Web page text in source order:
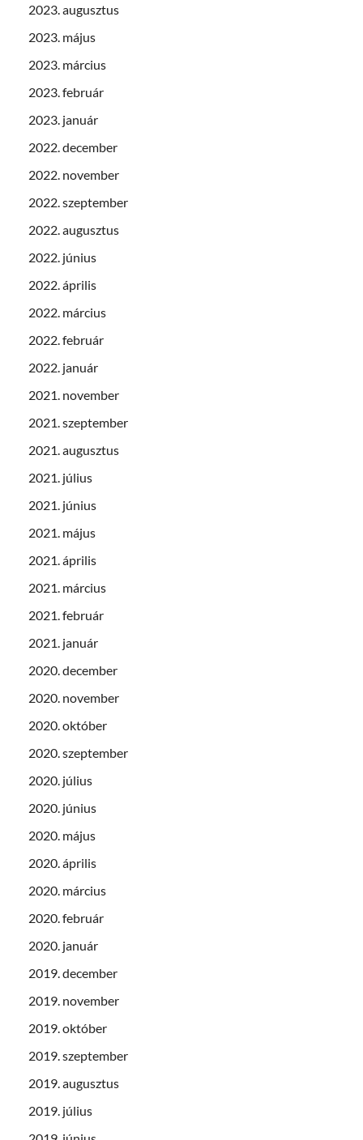
2023. augusztus
2023. május
2023. március
2023. február
2023. január
2022. december
2022. november
2022. szeptember
2022. augusztus
2022. június
2022. április
2022. március
2022. február
2022. január
2021. november
2021. szeptember
2021. augusztus
2021. július
2021. június
2021. május
2021. április
2021. március
2021. február
2021. január
2020. december
2020. november
2020. október
2020. szeptember
2020. július
2020. június
2020. május
2020. április
2020. március
2020. február
2020. január
2019. december
2019. november
2019. október
2019. szeptember
2019. augusztus
2019. július